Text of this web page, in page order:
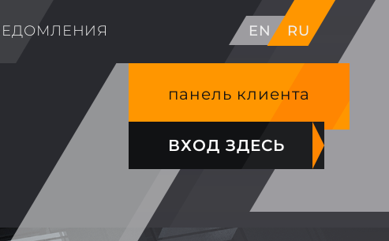
EN RU
панель клиента
ВХОД ЗДЕСЬ